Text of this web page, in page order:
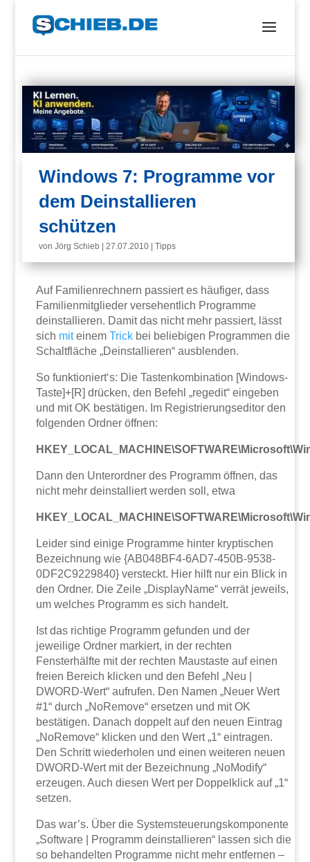
Windows 7: Programme vor
dem Deinstallieren
schützen
vonJörg Schieb |27.07.2010 |Tipps
Auf Familienrechnern passiert es häufiger, dass
Familienmitglieder versehentlich Programme
deinstallieren. Damit das nicht mehr passiert, lässt
sich miteinemTrick bei beliebigen Programmen die
Schaltfläche „Deinstallieren“ ausblenden.
So funktioniert‘s: Die Tastenkombination [Windows-
Taste]+[R] drücken, den Befehl „regedit“ eingeben
und mit OK bestätigen. Im Registrierungseditor den
folgenden Ordner öffnen:
Dann den Unterordner des Programm öffnen, das
nicht mehr deinstalliert werden soll, etwa
Leider sind einige Programme hinter kryptischen
Bezeichnung wie {AB048BF4-6AD7-450B-9538-
0DF2C9229840} versteckt. Hier hilft nur ein Blick in
den Ordner. Die Zeile „DisplayName“ verrät jeweils,
um welches Programm es sich handelt.
Ist das richtige Programm gefunden und der
jeweilige Ordner markiert, in der rechten
Fensterhälfte mit der rechten Maustaste auf einen
freien Bereich klicken und den Befehl „Neu |
DWORD-Wert“ aufrufen. Den Namen „Neuer Wert
#1“ durch „NoRemove“ ersetzen und mit OK
bestätigen. Danach doppelt auf den neuen Eintrag
„NoRemove“ klicken und den Wert „1“ eintragen.
Den Schritt wiederholen und einen weiteren neuen
DWORD-Wert mit der Bezeichnung „NoModify“
erzeugen. Auch diesen Wert per Doppelklick auf „1“
setzen.
Das war’s. Über die Systemsteuerungskomponente
„Software | Programm deinstallieren“ lassen sich die
so behandelten Programme nicht mehr entfernen –